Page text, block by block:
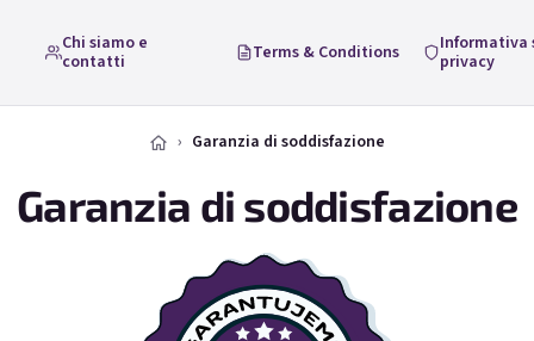
Chi siamo e
contatti
Terms & Conditions
Informativa
privacy
Garanzia di soddisfazione
Garanzia di soddisfazione